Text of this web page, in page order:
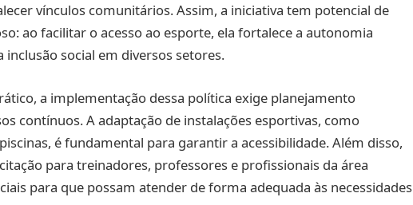
vínculos comunitários. Assim, a iniciativa tem potencial de
ao facilitar o acesso ao esporte, ela fortalece a autonomia
inclusão social em diversos setores.
a implementação dessa política exige planejamento
contínuos. A adaptação de instalações esportivas, como
é fundamental para garantir a acessibilidade. Além disso,
para treinadores, professores e profissionais da área
para que possam atender de forma adequada às necessidades